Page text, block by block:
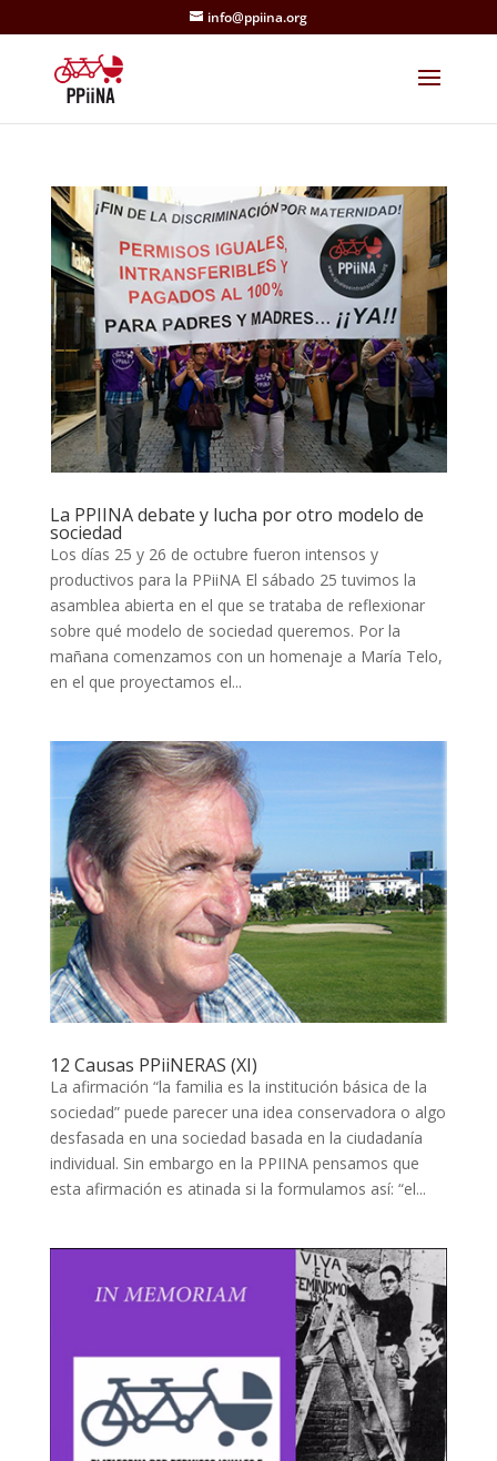
info@ppiina.org
La PPIINA debate y lucha por otro modelo de
sociedad
Los días 25 y 26 de octubre fueron intensos y
productivos para la PPiiNA El sábado 25 tuvimos la
asamblea abierta en el que se trataba de reflexionar
sobre qué modelo de sociedad queremos. Por la
mañana comenzamos con un homenaje a María Telo,
en el que proyectamos el...
12 Causas PPiiNERAS (XI)
La afirmación “la familia es la institución básica de la
sociedad” puede parecer una idea conservadora o algo
desfasada en una sociedad basada en la ciudadanía
individual. Sin embargo en la PPIINA pensamos que
esta afirmación es atinada si la formulamos así: “el...